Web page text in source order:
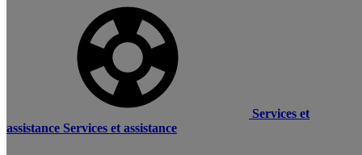
Services et
assistance Services et assistance